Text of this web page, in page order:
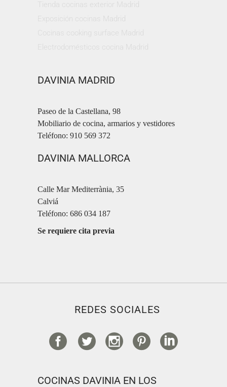
DAVINIA MADRID
Paseo de la Castellana, 98
Mobiliario de cocina, armarios y vestidores
Teléfono: 910 569 372
DAVINIA MALLORCA
Calle Mar Mediterrània, 35
Calviá
Teléfono: 686 034 187
Se requiere cita previa
REDES SOCIALES
COCINAS DAVINIA EN LOS